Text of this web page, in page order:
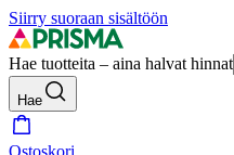
Siirry suoraan sisältöön
Hae tuotteita – aina halvat hinnat
Hae
Ostoskori